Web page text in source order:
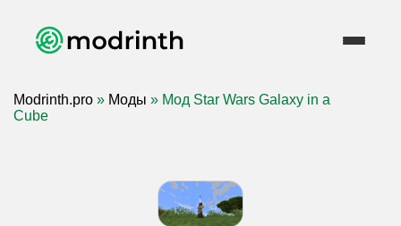
Modrinth.pro » Моды » Мод Star Wars Galaxy in a
Cube